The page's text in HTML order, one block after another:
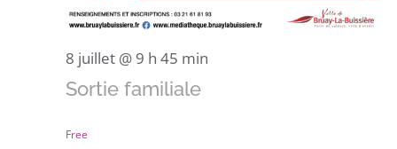
8 juillet @ 9 h 45 min
Sortie familiale
Free